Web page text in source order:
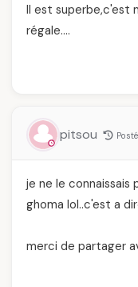
Il est superbe,c'est
régale….
pitsou
je ne le connaissais
ghoma lol..c'est a
merci de partager